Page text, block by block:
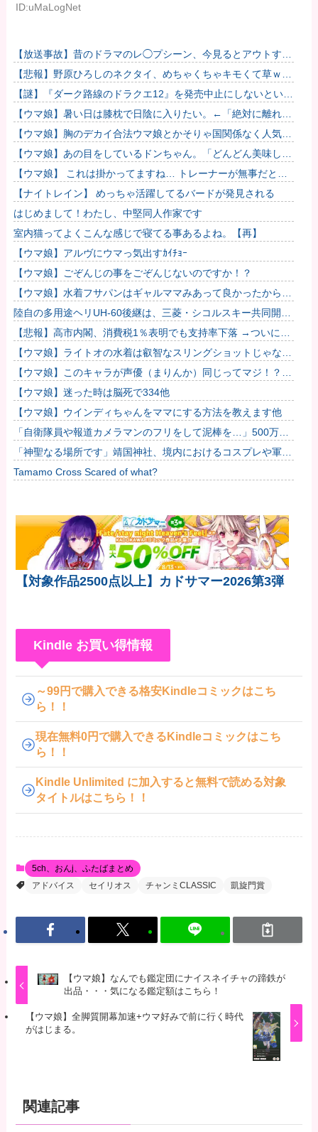
ID:uMaLogNet
【放送事故】昔のドラマのレ◯プシーン、今見るとアウトすぎ
る・・・
【悲報】野原ひろしのネクタイ、めちゃくちゃキモくて草ｗｗ
ｗｗ
【謎】『ダーク路線のドラクエ12』を発売中止にしないといけ
なかった理由ってガチでなに？とりあえすだせばいいやん
【ウマ娘】暑い日は膝枕で日陰に入りたい。←「絶対に離れた
くない場所だな」
【ウマ娘】胸のデカイ合法ウマ娘とかそりゃ国関係なく人気出
るわな
【ウマ娘】あの目をしているドンちゃん。「どんどん美味しく
実る…♡」
【ウマ娘】 これは掛かってますね… トレーナーが無事だとい
いのですが…
【ナイトレイン】 めっちゃ活躍してるバードが発見される
はじめまして！わたし、中堅同人作家です
室内猫ってよくこんな感じで寝てる事あるよね。【再】
【ウマ娘】アルヴにウマっ気出すｶｲﾁｮｰ
【ウマ娘】ごぞんじの事をごぞんじないのですか！？
【ウマ娘】水着フサパンはギャルママみあって良かったから引
く
陸自の多用途ヘリUH-60後継は、三菱・シコルスキー共同開発
に？！
【悲報】高市内閣、消費税1％表明でも支持率下落 →ついに６
割割れ
【ウマ娘】ライトオの水着は叡智なスリングショットじゃなく
て多分これ。
【ウマ娘】このキャラが声優（まりんか）同じってマジ！？
←「スズカさんみたいな演技の方がレアだと聞いて驚いたよ」
【ウマ娘】迷った時は脳死で334他
【ウマ娘】ウインディちゃんをママにする方法を教えます他
「自衛隊員や報道カメラマンのフリをして泥棒を…」500万円
分の預金通帳を盗まれた高齢女性が明かす被害！
「神聖なる場所です」靖国神社、境内におけるコスプレや軍装
の禁止を発表
Tamamo Cross Scared of what?
【対象作品2500点以上】カドサマー2026第3弾
Kindle お買い得情報
～99円で購入できる格安Kindleコミックはこち
ら！！
現在無料0円で購入できるKindleコミックはこち
ら！！
Kindle Unlimited に加入すると無料で読める対象
タイトルはこちら！！
5ch、おんj、ふたばまとめ
アドバイス
セイリオス チャンミCLASSIC 凱旋門賞
【ウマ娘】なんでも鑑定団にナイスネイチャの蹄鉄が
出品・・・気になる鑑定額はこちら！
【ウマ娘】全脚質開幕加速+ウマ好みで前に行く時代
がはじまる。
関連記事